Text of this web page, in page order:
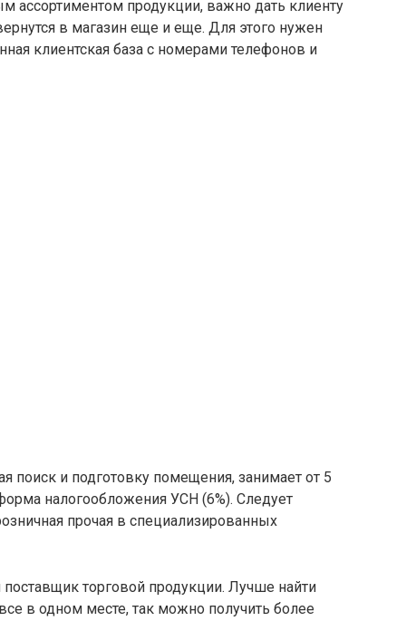
ассортиментом продукции, важно дать клиенту
в магазин еще и еще. Для этого нужен
клиентская база с номерами телефонов и
поиск и подготовку помещения, занимает от 5
налогообложения УСН (6%). Следует
прочая в специализированных
торговой продукции. Лучше найти
в одном месте, так можно получить более